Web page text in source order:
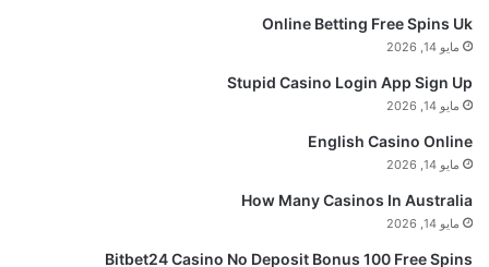
Online Betting Free Spins Uk
مايو 14, 2026
Stupid Casino Login App Sign Up
مايو 14, 2026
English Casino Online
مايو 14, 2026
How Many Casinos In Australia
مايو 14, 2026
Bitbet24 Casino No Deposit Bonus 100 Free Spins